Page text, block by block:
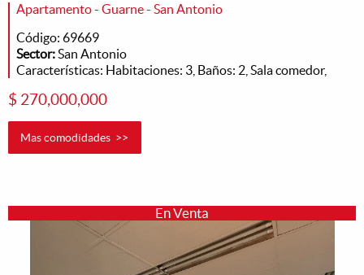
Apartamento - Guarne - San Antonio
Código: 69669
Sector:San Antonio
Características: Habitaciones: 3, Baños: 2, Sala comedor,
$ 270,000,000
Mas comodidades >>
En Venta